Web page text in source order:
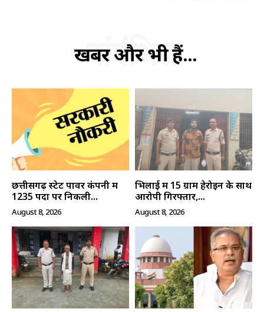
हमसे जुड़े
खबरें और भी हैं...
संबंधित
छत्तीसगढ़ स्टेट पावर कंपनी में
1235 पदों पर निकली...
August 8, 2026
भिलाई में 15 ग्राम हेरोइन के साथ
आरोपी गिरफ्तार,...
August 8, 2026